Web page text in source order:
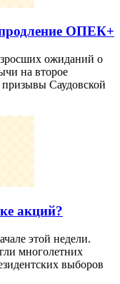
ОПЕК+
ожиданий о
на второе
Саудовской
акций?
этой недели.
многолетних
выборов